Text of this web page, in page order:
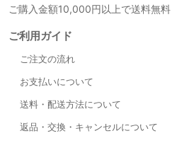
ご購入金額10,000円以上で送料無料
ご利用ガイド
ご注文の流れ
お支払いについて
送料・配送方法について
返品・交換・キャンセルについて